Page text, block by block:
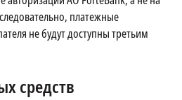
платежные
не будут доступны третьим
средств